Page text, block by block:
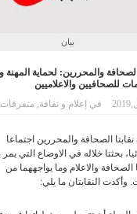
بيان
الصحافة والمحررين: لحماية المهنة
للصحافيين والاعلاميين
في إعلام و ثقافة,متفرقات
الصحافة والمحررين اجتماعا
بحثتا خلاله في الاوضاع التي يمر
والاعلام وما يواجههما من
وأكدت النقابتان ما يلي: